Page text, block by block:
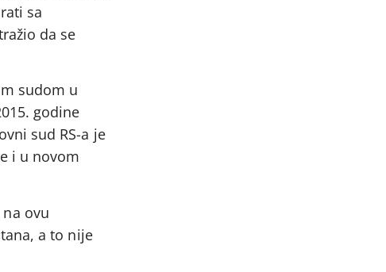
sa
da se
sudom u
godine
sud RS-a je
i u novom
ovu
a to nije